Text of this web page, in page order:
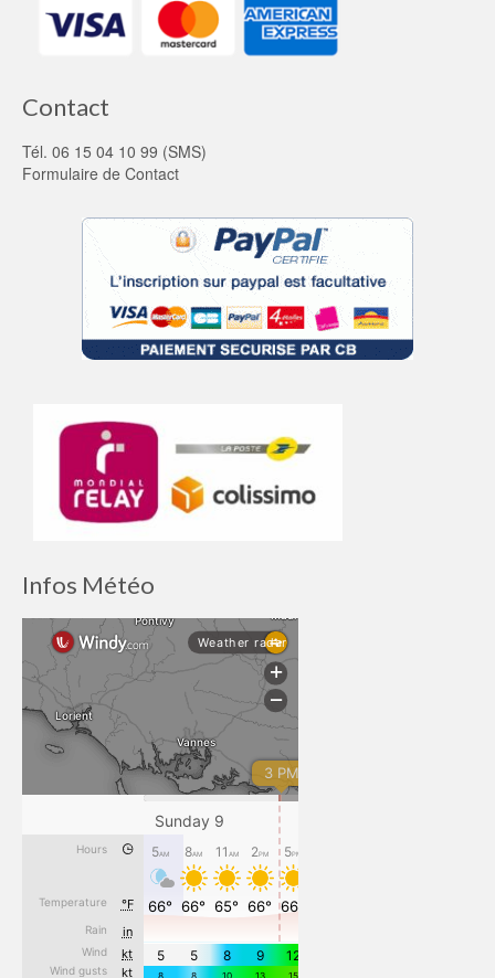
Contact
Tél. 06 15 04 10 99 (SMS)
Formulaire de Contact
Infos Météo